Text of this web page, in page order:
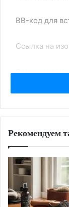
BB-код для
Ссылка на
BB-код для
Ссылка на
С добрым
Рекомендуем